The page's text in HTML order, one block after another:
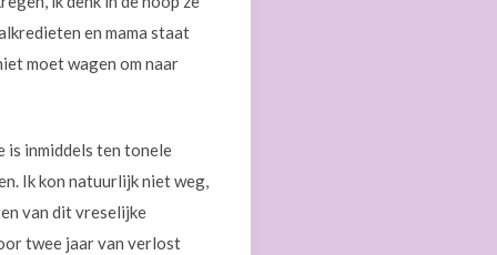
en mama staat
moet wagen om naar
is inmiddels ten tonele
Ik kon natuurlijk niet weg,
van dit vreselijke
twee jaar van verlost